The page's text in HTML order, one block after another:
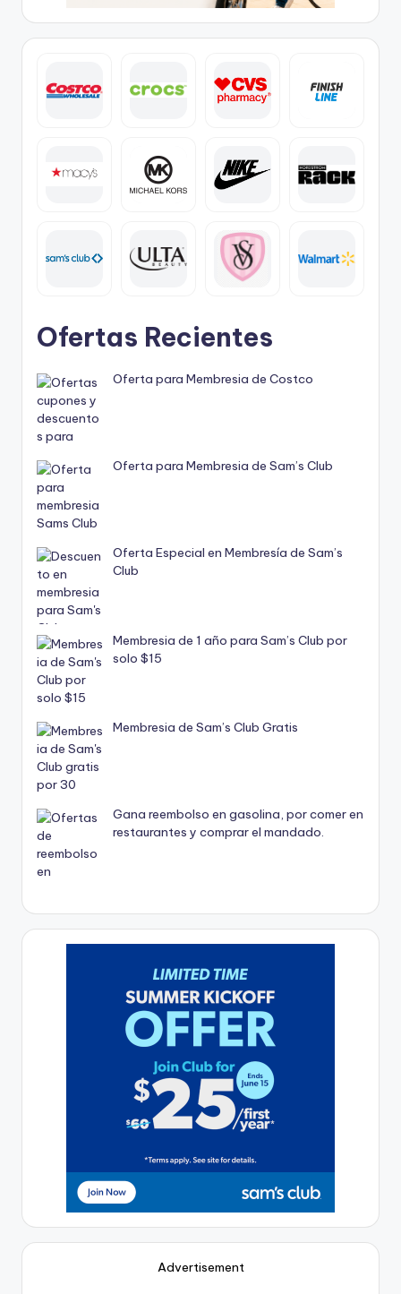
Ofertas Recientes
Oferta para Membresia de Costco
Oferta para Membresia de Sam’s Club
Oferta Especial en Membresía de Sam’s
Club
Membresia de 1 año para Sam’s Club por
solo $15
Membresia de Sam’s Club Gratis
Gana reembolso en gasolina, por comer en
restaurantes y comprar el mandado.
Advertisement